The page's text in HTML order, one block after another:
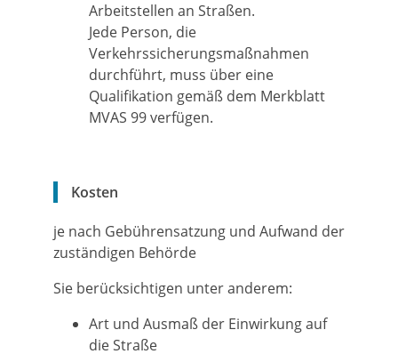
Arbeitstellen an Straßen.
Jede Person, die
Verkehrssicherungsmaßnahmen
durchführt, muss über eine
Qualifikation gemäß dem Merkblatt
MVAS 99 verfügen.
Kosten
je nach Gebührensatzung und Aufwand der
zuständigen Behörde
Sie berücksichtigen unter anderem:
Art und Ausmaß der Einwirkung auf
die Straße